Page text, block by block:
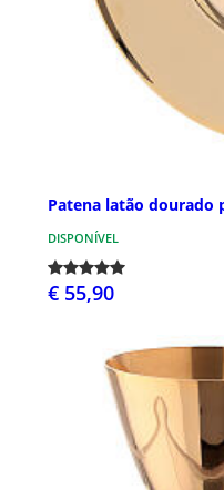
Patena latão dourado
DISPONÍVEL
€ 55,90